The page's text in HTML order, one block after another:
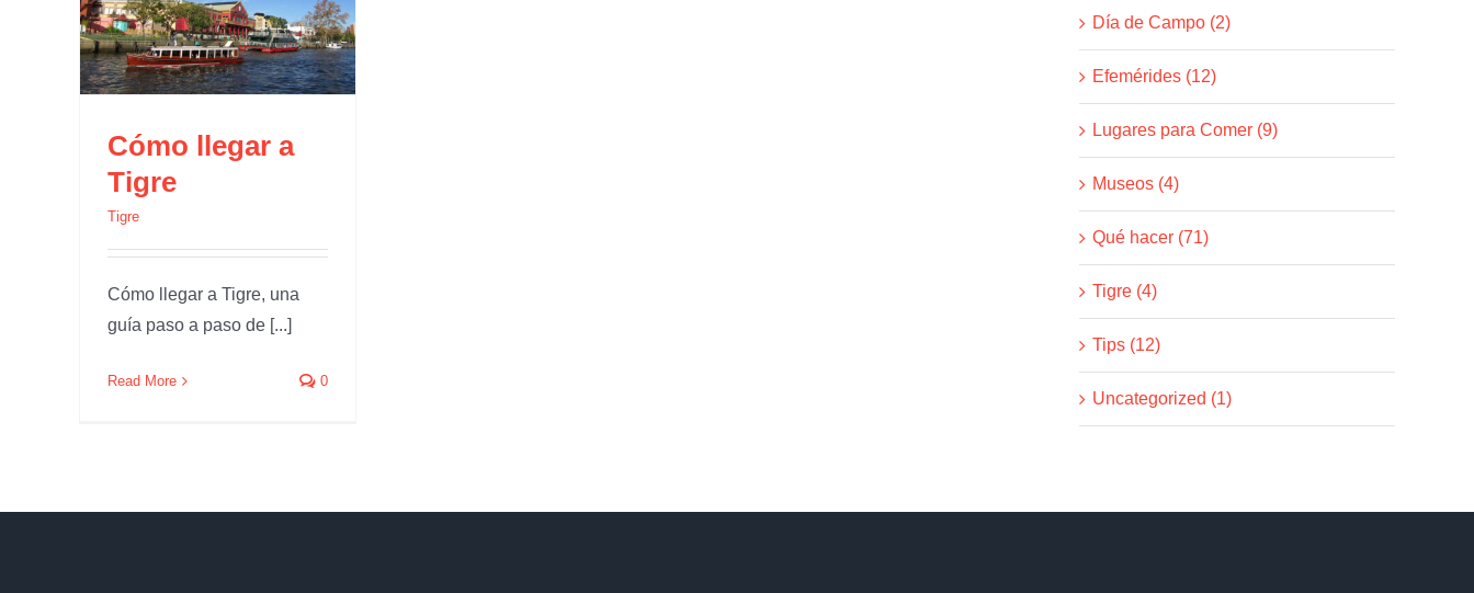
Cómo llegar a
Tigre
Tigre
Cómo llegar a Tigre, una
guía paso a paso de [...]
Read More 0
Día de Campo (2)
Efemérides (12)
Lugares para Comer (9)
Museos (4)
Qué hacer (71)
Tigre (4)
Tips (12)
Uncategorized (1)